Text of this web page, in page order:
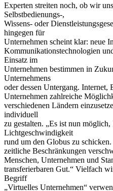
Experten streiten noch, ob wir
Selbstbedienungs-,
Wissens- oder
hingegen für
Unternehmen scheint klar: neue
Kommunikationstechnologien
Einsatz im
Unternehmen bestimmen in
Unternehmens
oder dessen Untergang.
Unternehmen zahlreiche
verschiedenen Ländern
individuell
zu gestalten. „Es ist nun
Lichtgeschwindigkeit
rund um den Globus zu
zeitliche Beschränkungen
Menschen, Unternehmen und
transferierbaren Gut.“ Vielfach
Begriff
„Virtuelles Unternehmen“